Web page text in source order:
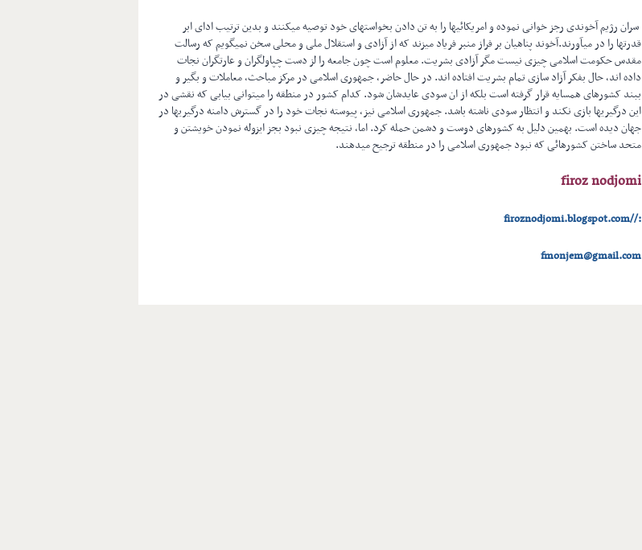
سران رژیم آخوندی رجز خوانی نموده و امریکائیها را به تن دادن بخواستهای خود توصیه میکنند و بدین ترتیب ادای ابر
قدرتها را در میآورند.آخوند پناهیان بر فراز منبر فریاد میزند که از آزادی و استقلال ملی و محلی سخن نمیگویم که رسالت
مقدس حکومت اسلامی چیزی نیست مگر آزادی بشریت. معلوم است چون جامعه را لز دست چپاولگران و عارتگران نجات
داده اند، حال بفکر آزاد سازی تمام بشریت افتاده اند. در حال حاضر، جمهوری اسلامی در مرکز مباحث، معاملات و بگیر و
ببند کشورهای همسایه قرار گرفته است بلکه از ان سودی عایدشان شود. کدام کشور در منطقه را میتوانی بیابی که نقشی در
این درگیریها بازی نکند و انتظار سودی ناشته باشد. جمهوری اسلامی نیز، پیوسته نجات خود را در گسترش دامنه درگیریها در
جهان دیده است. بهمین دلیل به کشورهای دوست و دشمن حمله کرد. اما، نتیجه چیزی نبود بجز ایزوله نمودن خویشتن و
متحد ساختن کشورهائی که نبود جمهوری اسلامی را در منطقه ترجیح میدهند.
firoz nodjomi
://firoznodjomi.blogspot.com
fmonjem@gmail.com